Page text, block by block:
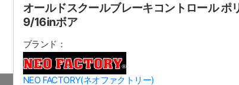
オールドスクールブレーキコントロール ポ
9/16inボア
ブランド：
NEO FACTORY(ネオファクトリー)